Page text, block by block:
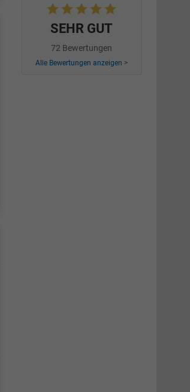
SEHR GUT
72 Bewertungen
Alle Bewertungen anzeigen >